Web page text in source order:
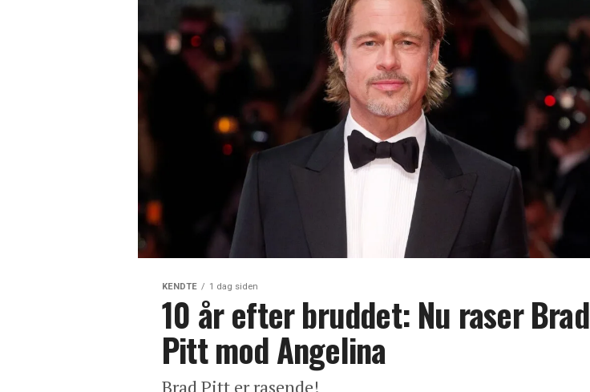
KENDTE 1 dag siden
10 år efter bruddet: Nu raser Brad
Pitt mod Angelina
Brad Pitt er rasende!